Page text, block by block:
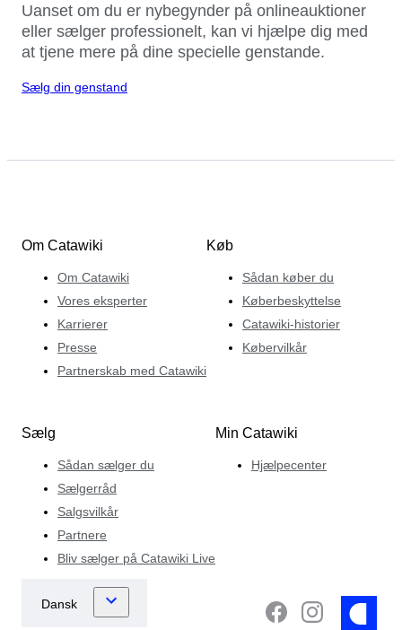
Uanset om du er nybegynder på onlineauktioner
eller sælger professionelt, kan vi hjælpe dig med
at tjene mere på dine specielle genstande.
Sælg din genstand
Om Catawiki
Om Catawiki
Vores eksperter
Karrierer
Presse
Partnerskab med Catawiki
Køb
Sådan køber du
Køberbeskyttelse
Catawiki-historier
Købervilkår
Sælg
Sådan sælger du
Sælgerråd
Salgsvilkår
Partnere
Bliv sælger på Catawiki Live
Min Catawiki
Hjælpecenter